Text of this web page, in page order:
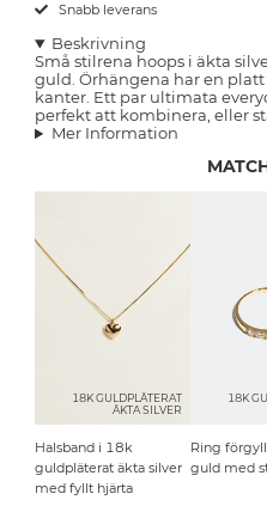
Snabb leverans
Beskrivning
Små stilrena hoops i äkta
guld. Örhängena har en
kanter. Ett par ultimata
perfekt att kombinera, eller
Mer Information
18K GULDPLÄTERAT
ÄKTA SILVER
Halsband i 18k
guldpläterat äkta silver
med fyllt hjärta
18K
Ring
guld med